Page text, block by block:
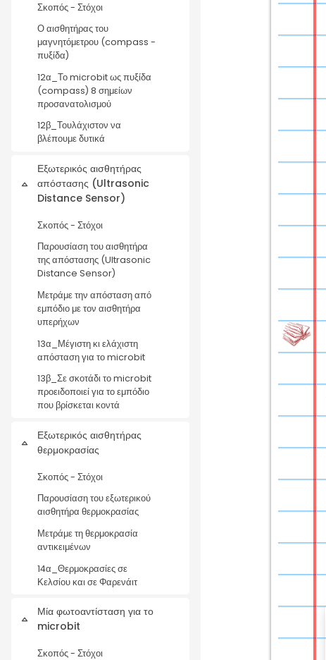
Σκοπός - Στόχοι
Ο αισθητήρας του
μαγνητόμετρου (compass -
πυξίδα)
12α_Το microbit ως πυξίδα
(compass) 8 σημείων
προσανατολισμού
12β_Τουλάχιστον να
βλέπουμε δυτικά
Collapse
Εξωτερικός αισθητήρας
απόστασης (Ultrasonic
Distance Sensor)
Σκοπός - Στόχοι
Παρουσίαση του αισθητήρα
της απόστασης (Ultrasonic
Distance Sensor)
Μετράμε την απόσταση από
εμπόδιο με τον αισθητήρα
υπερήχων
13α_Μέγιστη κι ελάχιστη
απόσταση για το microbit
13β_Σε σκοτάδι το microbit
προειδοποιεί για το εμπόδιο
που βρίσκεται κοντά
Collapse
Εξωτερικός αισθητήρας
θερμοκρασίας
Σκοπός - Στόχοι
Παρουσίαση του εξωτερικού
αισθητήρα θερμοκρασίας
Μετράμε τη θερμοκρασία
αντικειμένων
14α_Θερμοκρασίες σε
Κελσίου και σε Φαρενάιτ
Collapse
Μία φωτοαντίσταση για το
microbit
Σκοπός - Στόχοι